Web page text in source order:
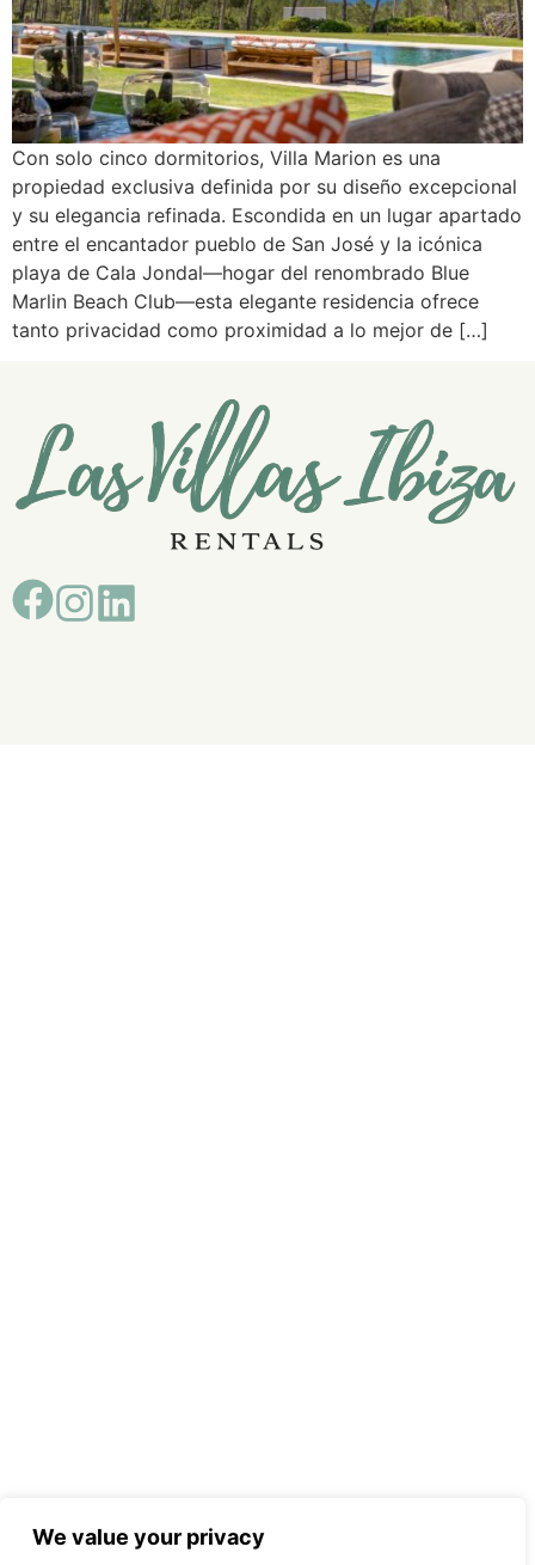
We value your privacy
Con solo cinco dormitorios, Villa Marion es una
propiedad exclusiva definida por su diseño excepcional
y su elegancia refinada. Escondida en un lugar apartado
entre el encantador pueblo de San José y la icónica
playa de Cala Jondal—hogar del renombrado Blue
Marlin Beach Club—esta elegante residencia ofrece
tanto privacidad como proximidad a lo mejor de […]